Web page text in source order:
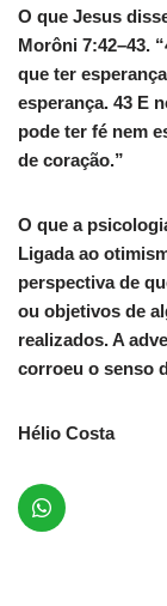
O que Jesus
Morôni 7:42–43.
que ter
esperança. 43 E
pode ter fé nem
de coração.”
O que a
Ligada ao
perspectiva de
ou objetivos de
realizados. A
corroeu o senso
Hélio Costa